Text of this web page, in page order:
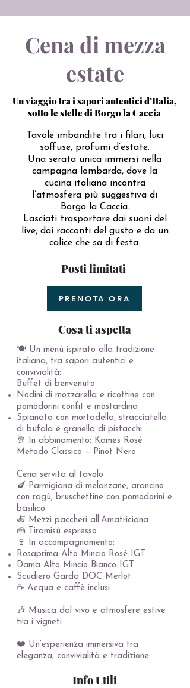
Un viaggio tra i sapori autentici d’Italia,
sotto le stelle di Borgo la Caccia
Tavole imbandite tra i filari, luci
soffuse, profumi d’estate.
Una serata unica immersi nella
campagna lombarda, dove la
cucina italiana incontra
l’atmosfera più suggestiva di
Borgo la Caccia.
Lasciati trasportare dai suoni del
live, dai racconti del gusto e da un
calice che sa di festa.
Posti limitati
PRENOTA ORA
Cosa ti aspetta
🍽️ Un menù ispirato alla tradizione
italiana, tra sapori autentici e
convivialità:
Buffet di benvenuto
Nodini di mozzarella e ricottine con
pomodorini confit e mostardina
Spianata con mortadella, stracciatella
di bufala e granella di pistacchi
🥂 In abbinamento: Kames Rosé
Metodo Classico – Pinot Nero
Cena servita al tavolo
🍆 Parmigiana di melanzane, arancino
con ragù, bruschettine con pomodorini e
basilico
🍝 Mezzi paccheri all’Amatriciana
🍰 Tiramisù espresso
🍷 In accompagnamento:
Rosaprima Alto Mincio Rosé IGT
Dama Alto Mincio Bianco IGT
Scudiero Garda DOC Merlot
☕ Acqua e caffè inclusi
🎶 Musica dal vivo e atmosfere estive
tra i vigneti
❤️ Un’esperienza immersiva tra
eleganza, convivialità e tradizione
Info Utili
Cena di mezza
estate